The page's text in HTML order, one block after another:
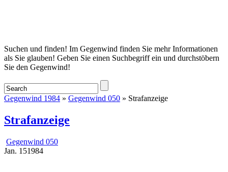
Startseite
Suchen und finden! Im Gegenwind finden Sie mehr Informationen
als Sie glauben! Geben Sie einen Suchbegriff ein und durchstöbern
Sie den Gegenwind!
Gegenwind 1984 » Gegenwind 050 » Strafanzeige
Strafanzeige
Gegenwind 050
Jan. 151984